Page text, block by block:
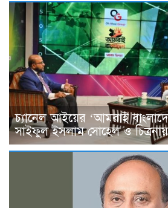
চ্যানেল আইয়ের ‘আমরাই
সাইফুল ইসলাম সোহেল ও